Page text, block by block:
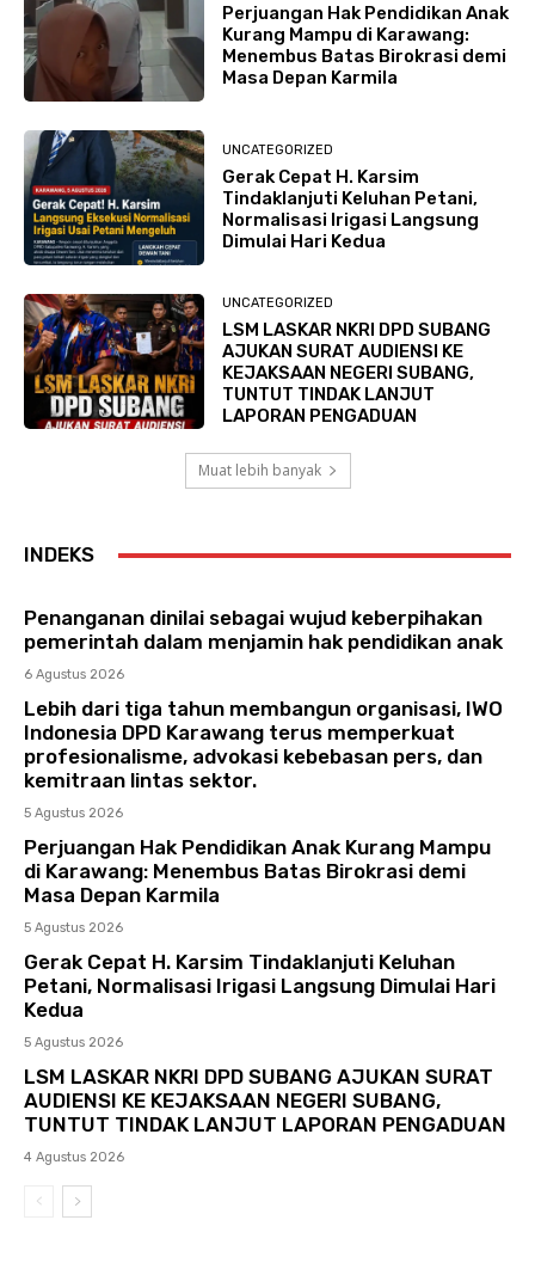
Perjuangan Hak Pendidikan Anak
Kurang Mampu di Karawang:
Menembus Batas Birokrasi demi
Masa Depan Karmila
UNCATEGORIZED
Gerak Cepat H. Karsim
Tindaklanjuti Keluhan Petani,
Normalisasi Irigasi Langsung
Dimulai Hari Kedua
UNCATEGORIZED
LSM LASKAR NKRI DPD SUBANG
AJUKAN SURAT AUDIENSI KE
KEJAKSAAN NEGERI SUBANG,
TUNTUT TINDAK LANJUT
LAPORAN PENGADUAN
Muat lebih banyak
INDEKS
Penanganan dinilai sebagai wujud keberpihakan
pemerintah dalam menjamin hak pendidikan anak
6 Agustus 2026
Lebih dari tiga tahun membangun organisasi, IWO
Indonesia DPD Karawang terus memperkuat
profesionalisme, advokasi kebebasan pers, dan
kemitraan lintas sektor.
5 Agustus 2026
Perjuangan Hak Pendidikan Anak Kurang Mampu
di Karawang: Menembus Batas Birokrasi demi
Masa Depan Karmila
5 Agustus 2026
Gerak Cepat H. Karsim Tindaklanjuti Keluhan
Petani, Normalisasi Irigasi Langsung Dimulai Hari
Kedua
5 Agustus 2026
LSM LASKAR NKRI DPD SUBANG AJUKAN SURAT
AUDIENSI KE KEJAKSAAN NEGERI SUBANG,
TUNTUT TINDAK LANJUT LAPORAN PENGADUAN
4 Agustus 2026